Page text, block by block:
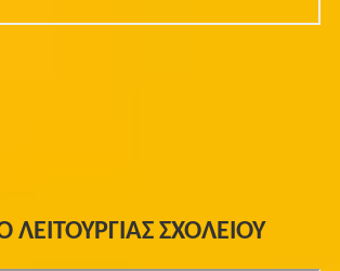
ΛΕΙΤΟΥΡΓΙΑΣ ΣΧΟΛΕΙΟΥ